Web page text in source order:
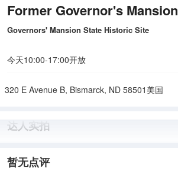
Former Governor's Mansion
Governors' Mansion State Historic Site
今天10:00-17:00开放
320 E Avenue B, Bismarck, ND 58501美国
达人实拍
暂无点评